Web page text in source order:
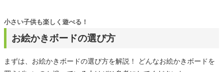
お絵かきボードの選び方
小さい子供も楽しく遊べる！
まずは、お絵かきボードの選び方を解説！ どんなお絵かきボードを